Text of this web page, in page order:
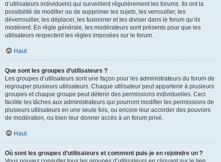
d’utilisateurs individuels) qui surveillent régulièrement les forums. Ils ont la
possibilité de modifier ou de supprimer les sujets, les verrouiller, les
déverrouiller, les déplacer, les fusionner et les diviser dans le forum qu’ils
modèrent. En règle générale, les modérateurs sont présents pour que les
utilisateurs respectent les règles imposées sur le forum.
Haut
Que sont les groupes d’utilisateurs ?
Les groupes d’utilisateurs sont une façon pour les administrateurs du forum de
regrouper plusieurs utilisateurs. Chaque utilisateur peut appartenir à plusieurs
groupes et chaque groupe peut détenir des permissions individuelles. Ceci
facilite les tâches aux administrateurs qui pourront modifier les permissions de
plusieurs utilisateurs en une seule fois, ou encore leur accorder des pouvoirs
de modération, ou bien leur donner accès à un forum privé.
Haut
Où sont les groupes d’utilisateurs et comment puis-je en rejoindre un ?